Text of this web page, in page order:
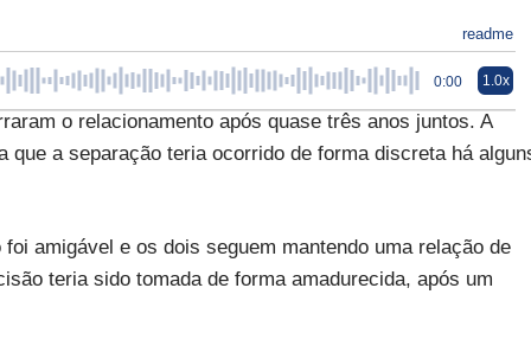
readme
0:00 1.0x
o relacionamento após quase três anos juntos. A
a separação teria ocorrido de forma discreta há
amigável e os dois seguem mantendo uma relação de
teria sido tomada de forma amadurecida, após um